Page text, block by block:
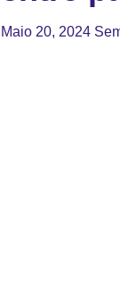
Maio 20, 2024